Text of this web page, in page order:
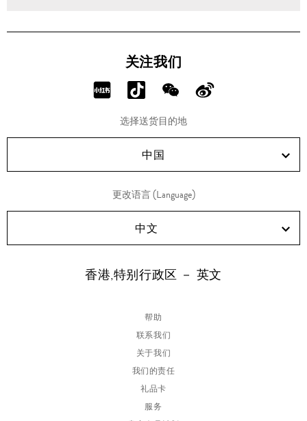
关注我们
分
RED!
分
享
Douyin!
分
享
WeChat!
分
Weibo!
选择送货目的地
中国
更改语言 (Language)
中文
香港,特别行政区 － 英文
帮助
联系我们
关于我们
我们的责任
礼品卡
服务